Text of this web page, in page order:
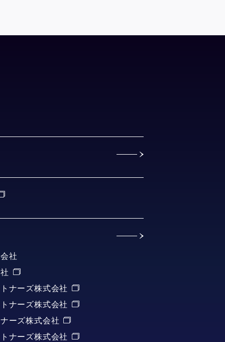
社
ナーズ株式会社
ナーズ株式会社
ーズ株式会社
ナーズ株式会社